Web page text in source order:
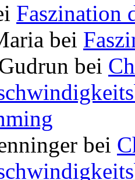
Faszination
bei
bei
bei